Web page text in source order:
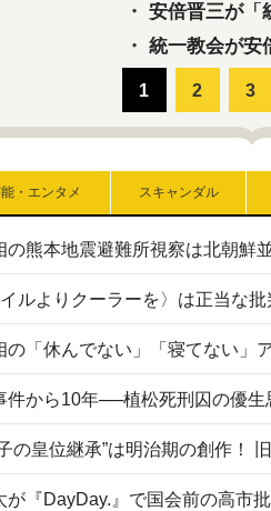
・ 安倍晋三が「統一教会
・ 統一教会が安
・エンタメ スキャンダル